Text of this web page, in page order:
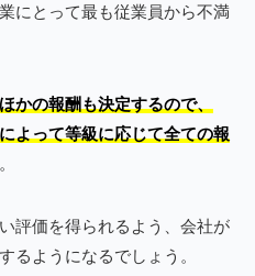
にとって最も従業員から不満
かの報酬も決定するので、
よって等級に応じて全ての報
評価を得られるよう、会社が
るようになるでしょう。